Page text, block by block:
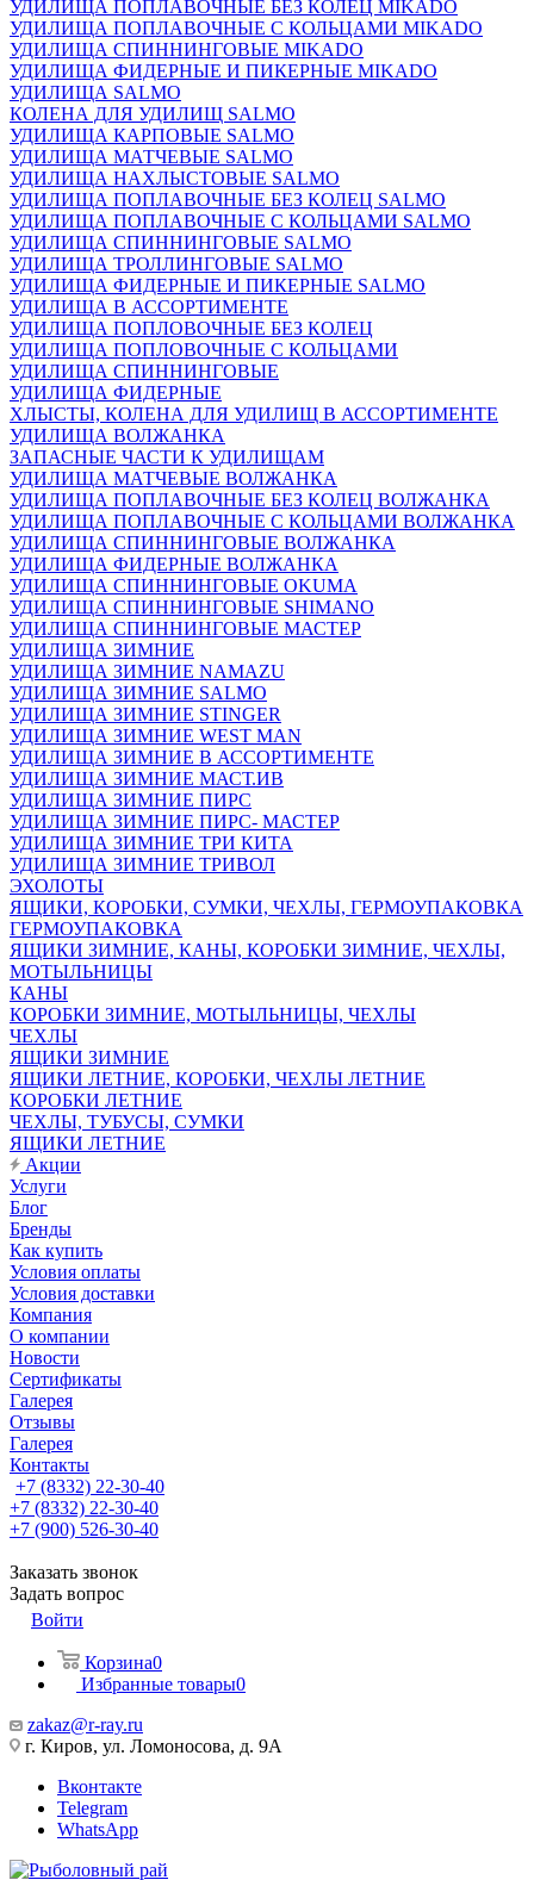
УДИЛИЩА ПОПЛАВОЧНЫЕ БЕЗ КОЛЕЦ MIKADO
УДИЛИЩА ПОПЛАВОЧНЫЕ С КОЛЬЦАМИ MIKADO
УДИЛИЩА СПИННИНГОВЫЕ MIKADO
УДИЛИЩА ФИДЕРНЫЕ И ПИКЕРНЫЕ MIKADO
УДИЛИЩА SALMO
КОЛЕНА ДЛЯ УДИЛИЩ SALMO
УДИЛИЩА КАРПОВЫЕ SALMO
УДИЛИЩА МАТЧЕВЫЕ SALMO
УДИЛИЩА НАХЛЫСТОВЫЕ SALMO
УДИЛИЩА ПОПЛАВОЧНЫЕ БЕЗ КОЛЕЦ SALMO
УДИЛИЩА ПОПЛАВОЧНЫЕ С КОЛЬЦАМИ SALMO
УДИЛИЩА СПИННИНГОВЫЕ SALMO
УДИЛИЩА ТРОЛЛИНГОВЫЕ SALMO
УДИЛИЩА ФИДЕРНЫЕ И ПИКЕРНЫЕ SALMO
УДИЛИЩА В АССОРТИМЕНТЕ
УДИЛИЩА ПОПЛОВОЧНЫЕ БЕЗ КОЛЕЦ
УДИЛИЩА ПОПЛОВОЧНЫЕ С КОЛЬЦАМИ
УДИЛИЩА СПИННИНГОВЫЕ
УДИЛИЩА ФИДЕРНЫЕ
ХЛЫСТЫ, КОЛЕНА ДЛЯ УДИЛИЩ В АССОРТИМЕНТЕ
УДИЛИЩА ВОЛЖАНКА
ЗАПАСНЫЕ ЧАСТИ К УДИЛИЩАМ
УДИЛИЩА МАТЧЕВЫЕ ВОЛЖАНКА
УДИЛИЩА ПОПЛАВОЧНЫЕ БЕЗ КОЛЕЦ ВОЛЖАНКА
УДИЛИЩА ПОПЛАВОЧНЫЕ С КОЛЬЦАМИ ВОЛЖАНКА
УДИЛИЩА СПИННИНГОВЫЕ ВОЛЖАНКА
УДИЛИЩА ФИДЕРНЫЕ ВОЛЖАНКА
УДИЛИЩА СПИННИНГОВЫЕ OKUMA
УДИЛИЩА СПИННИНГОВЫЕ SHIMANO
УДИЛИЩА СПИННИНГОВЫЕ МАСТЕР
УДИЛИЩА ЗИМНИЕ
УДИЛИЩА ЗИМНИЕ NAMAZU
УДИЛИЩА ЗИМНИЕ SALMO
УДИЛИЩА ЗИМНИЕ STINGER
УДИЛИЩА ЗИМНИЕ WEST MAN
УДИЛИЩА ЗИМНИЕ В АССОРТИМЕНТЕ
УДИЛИЩА ЗИМНИЕ МАСТ.ИВ
УДИЛИЩА ЗИМНИЕ ПИРС
УДИЛИЩА ЗИМНИЕ ПИРС- МАСТЕР
УДИЛИЩА ЗИМНИЕ ТРИ КИТА
УДИЛИЩА ЗИМНИЕ ТРИВОЛ
ЭХОЛОТЫ
ЯЩИКИ, КОРОБКИ, СУМКИ, ЧЕХЛЫ, ГЕРМОУПАКОВКА
ГЕРМОУПАКОВКА
ЯЩИКИ ЗИМНИЕ, КАНЫ, КОРОБКИ ЗИМНИЕ, ЧЕХЛЫ,
МОТЫЛЬНИЦЫ
КАНЫ
КОРОБКИ ЗИМНИЕ, МОТЫЛЬНИЦЫ, ЧЕХЛЫ
ЧЕХЛЫ
ЯЩИКИ ЗИМНИЕ
ЯЩИКИ ЛЕТНИЕ, КОРОБКИ, ЧЕХЛЫ ЛЕТНИЕ
КОРОБКИ ЛЕТНИЕ
ЧЕХЛЫ, ТУБУСЫ, СУМКИ
ЯЩИКИ ЛЕТНИЕ
Акции
Услуги
Блог
Бренды
Как купить
Условия оплаты
Условия доставки
Компания
О компании
Новости
Сертификаты
Галерея
Отзывы
Галерея
Контакты
+7 (8332) 22-30-40
+7 (8332) 22-30-40
+7 (900) 526-30-40
Заказать звонок
Задать вопрос
Войти
Корзина0
Избранные товары0
zakaz@r-ray.ru
г. Киров, ул. Ломоносова, д. 9А
Вконтакте
Telegram
WhatsApp